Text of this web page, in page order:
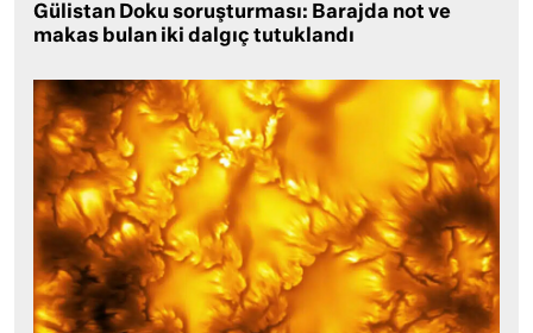
Gülistan Doku soruşturması: Barajda not ve
makas bulan iki dalgıç tutuklandı